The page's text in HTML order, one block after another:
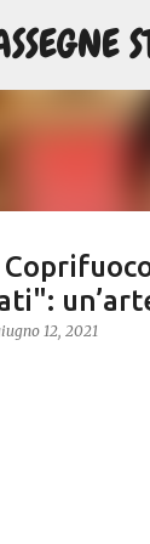
12, 2021